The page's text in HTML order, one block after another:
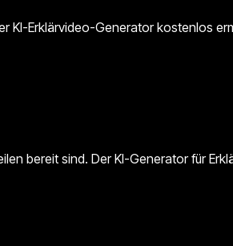
KI-Erklärvideo-Generator kostenlos
bereit sind. Der KI-Generator für